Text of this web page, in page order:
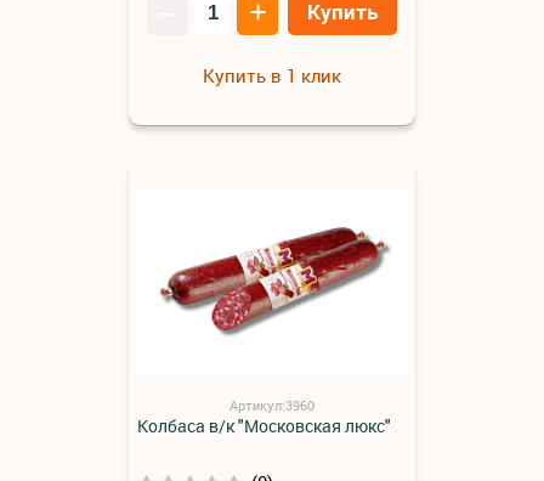
+ Купить
Купить в 1 клик
Артикул:3960
Колбаса в/к "Московская люкс"